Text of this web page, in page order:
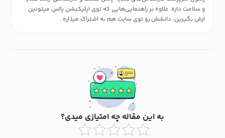
و سلامت داره. علاوه بر راهنمایی‌هایی که توی اپلیکیشن پالس میتونین
ازش بگیرین، دانشش رو توی سایت هم به اشتراک میذاره.
به این مقاله چه امتیازی میدی؟